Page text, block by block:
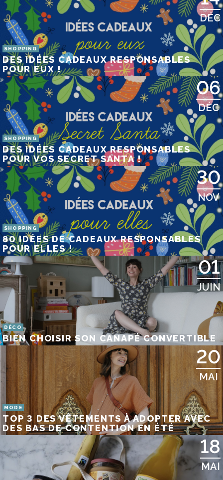
DÉC
SHOPPING
DES IDÉES CADEAUX RESPONSABLES
POUR EUX !
06
DÉC
SHOPPING
DES IDÉES CADEAUX RESPONSABLES
POUR VOS SECRET SANTA !
30
NOV
SHOPPING
80 IDÉES DE CADEAUX RESPONSABLES
POUR ELLES !
01
JUIN
DÉCO
BIEN CHOISIR SON CANAPÉ CONVERTIBLE
20
MAI
MODE
TOP 3 DES VÊTEMENTS À ADOPTER AVEC
DES BAS DE CONTENTION EN ÉTÉ
18
MAI